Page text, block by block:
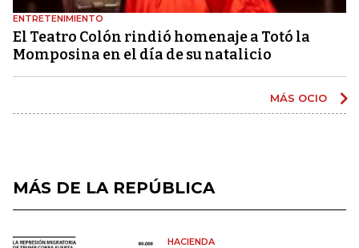
ENTRETENIMIENTO
El Teatro Colón rindió homenaje a Totó la
Momposina en el día de su natalicio
MÁS OCIO
MÁS DE LA REPÚBLICA
HACIENDA